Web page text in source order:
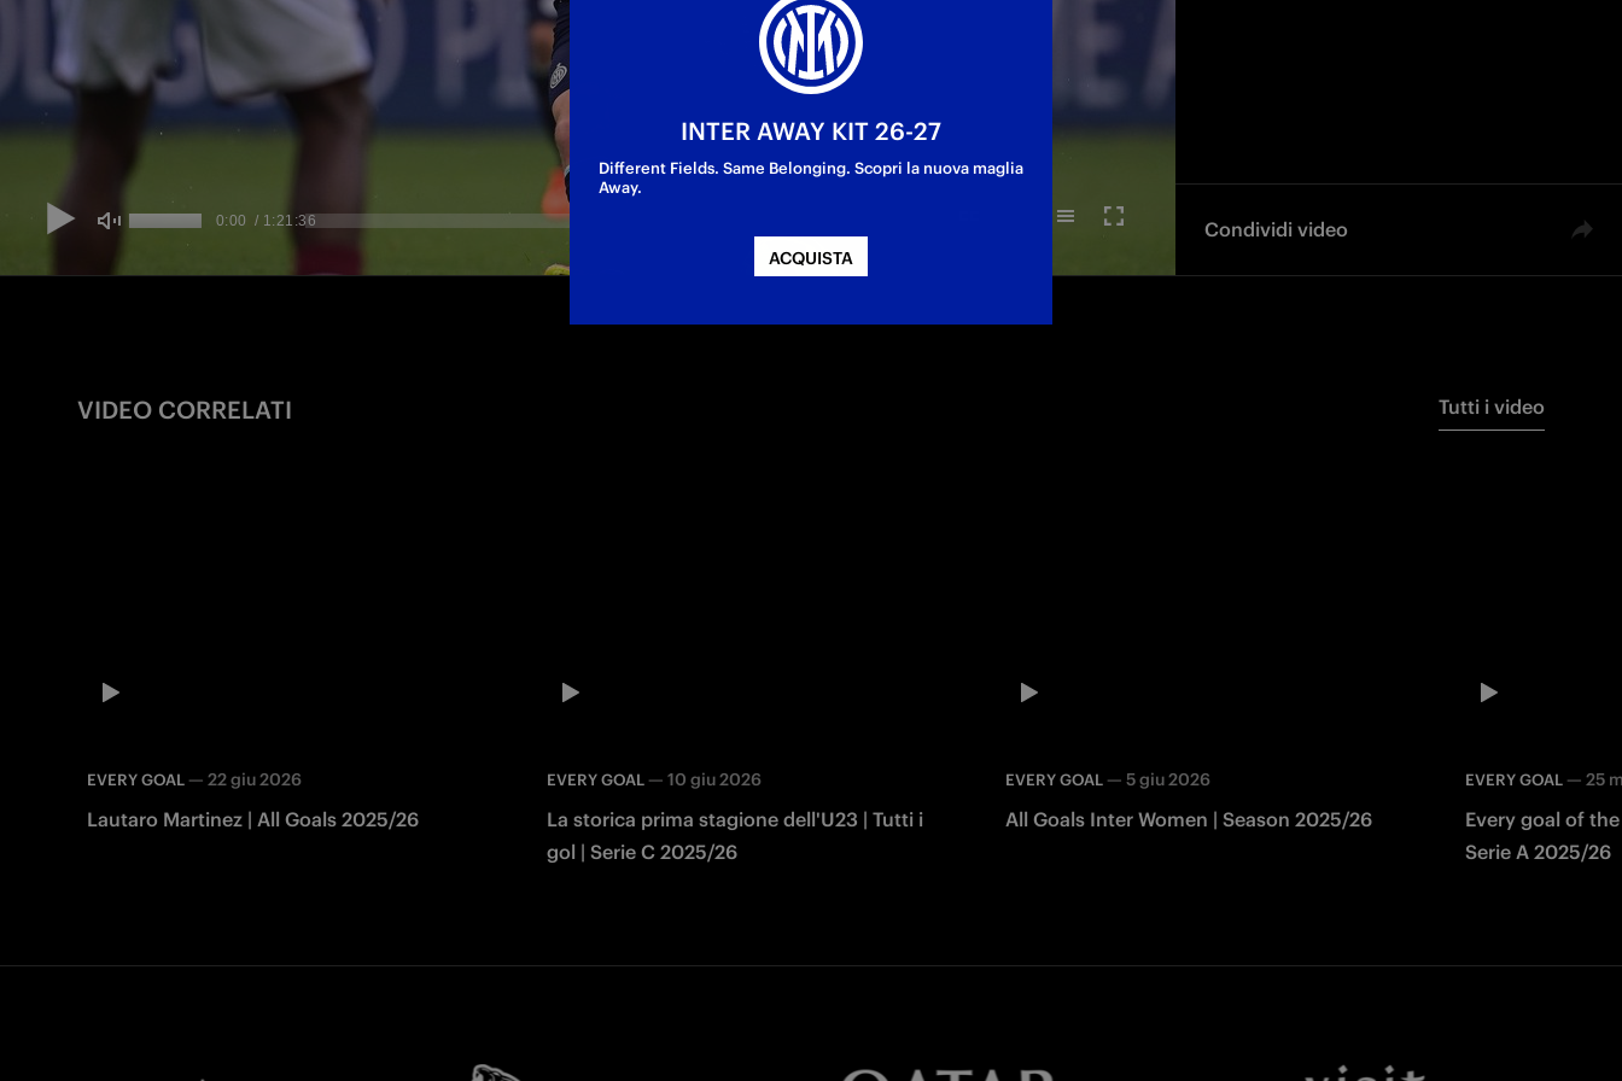
Condividi video
VIDEO CORRELATI Tutti i video
EVERY GOAL — 22 giu 2026
Lautaro Martinez | All Goals 2025/26
EVERY GOAL— 10 giu 2026
La storica prima stagione dell'U23 | Tutti i
gol | Serie C 2025/26
EVERY GOAL —5 giu 2026
All Goals Inter Women | Season 2025/26
EVERY GOAL— 25
Every goal of
Serie A 2025/26
INTER AWAY KIT 26-27
Different Fields. Same Belonging. Scopri la nuova maglia
Away.
ACQUISTA